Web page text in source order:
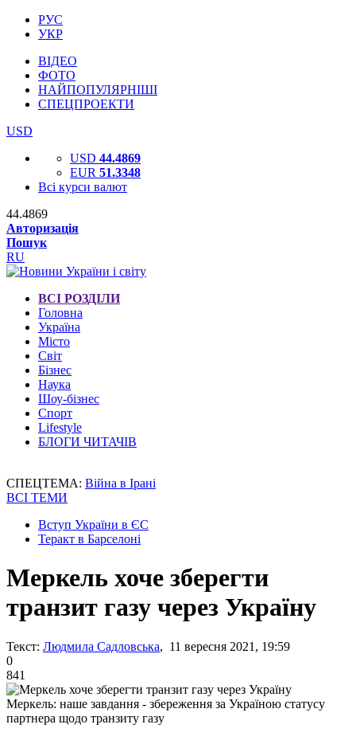
РУС
УКР
ВІДЕО
ФОТО
НАЙПОПУЛЯРНІШІ
СПЕЦПРОЕКТИ
USD
USD 44.4869
EUR 51.3348
Всі курси валют
44.4869
Авторизація
Пошук
RU
ВСІ РОЗДІЛИ
Головна
Україна
Місто
Світ
Бізнес
Наука
Шоу-бізнес
Спорт
Lifestyle
БЛОГИ ЧИТАЧІВ
СПЕЦТЕМА: Війна в Ірані
ВСІ ТЕМИ
Вступ України в ЄС
Теракт в Барселоні
Меркель хоче зберегти
транзит газу через Україну
Текст: Людмила Садловська, 11 вересня 2021, 19:59
0
841
Меркель: наше завдання - збереження за Україною статусу
партнера щодо транзиту газу